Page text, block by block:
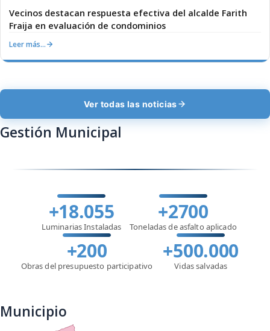
Vecinos destacan respuesta efectiva del alcalde Farith
Fraija en evaluación de condominios
Leer más…
Ver todas las noticias
Gestión Municipal
+18.055
Luminarias Instaladas
+2700
Toneladas de asfalto aplicado
+200
Obras del presupuesto participativo
+500.000
Vidas salvadas
Municipio